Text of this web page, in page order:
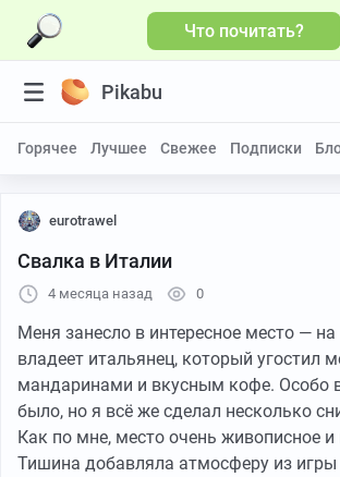
Что почитать?
Pikabu
Горячее Лучшее Свежее Подписки
eurotrawel
Свалка в Италии
4 месяца назад 0
Меня занесло в интересное место —
владеет итальянец, который угостил
мандаринами и вкусным кофе. Особо
было, но я всё же сделал несколько
Как по мне, место очень живописное и
Тишина добавляла атмосферу из игры